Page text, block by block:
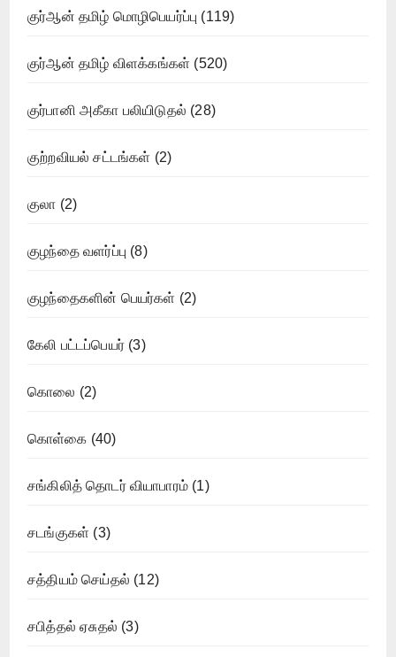
குர்ஆன் தமிழ் மொழிபெயர்ப்பு (119)
குர்ஆன் தமிழ் விளக்கங்கள் (520)
குர்பானி அகீகா பலியிடுதல் (28)
குற்றவியல் சட்டங்கள் (2)
குலா (2)
குழந்தை வளர்ப்பு (8)
குழந்தைகளின் பெயர்கள் (2)
கேலி பட்டப்பெயர் (3)
கொலை (2)
கொள்கை (40)
சங்கிலித் தொடர் வியாபாரம் (1)
சடங்குகள் (3)
சத்தியம் செய்தல் (12)
சபித்தல் ஏசுதல் (3)